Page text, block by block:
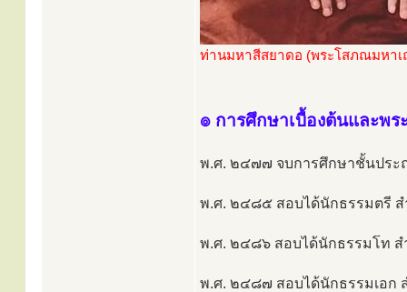
ท่านมหาสีสยาดอ (พระโสภณมหาเ
๏ การศึกษาเบื้องต้นและพร
พ.ศ. ๒๔๗๗ จบการศึกษาชั้นประ
พ.ศ. ๒๔๘๕ สอบได้นักธรรมตรี ส
พ.ศ. ๒๔๘๖ สอบได้นักธรรมโท ส
พ.ศ. ๒๔๘๗ สอบได้นักธรรมเอก